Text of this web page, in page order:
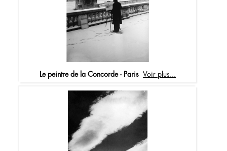
Le peintre de la Concorde - Paris Voir plus...